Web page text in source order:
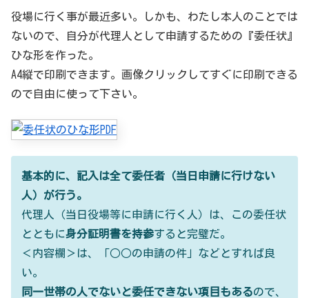
役場に行く事が最近多い。しかも、わたし本人のことでは
ないので、自分が代理人として申請するための『委任状』
ひな形を作った。
A4縦で印刷できます。画像クリックしてすぐに印刷できる
ので自由に使って下さい。
基本的に、記入は全て委任者（当日申請に行けない
人）が行う。
代理人（当日役場等に申請に行く人）は、この委任状
とともに身分証明書を持参すると完璧だ。
＜内容欄＞は、「○○の申請の件」などとすれば良
い。
同一世帯の人でないと委任できない項目もあるので、